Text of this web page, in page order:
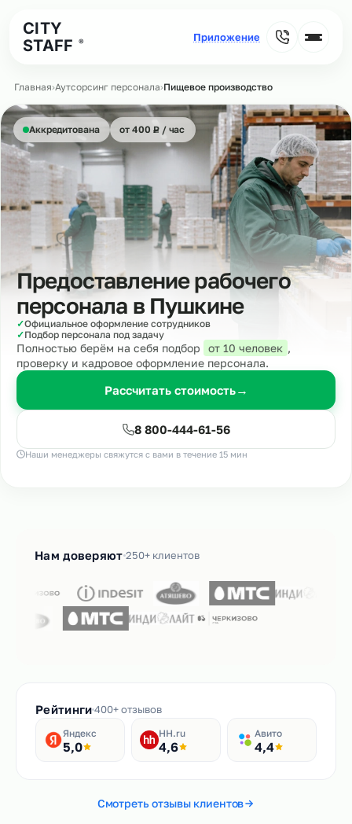
CITY
STAFF
®
Главная›Аутсорсинг персонала›Пищевое производство
Аккредитована от 400 ₽
Р/ час
Предоставление рабочего
персонала в Пушкине
✓Официальное оформление сотрудников
✓Подбор персонала под задачу
Полностью берём на себя подбор от 10 человек ,
проверку и кадровое оформление персонала.
Рассчитать стоимость→
8 800-444-61-56
Наши менеджеры свяжутся с вами в течение 15 мин
Нам доверяют 250+ клиентов
Рейтинги400+ отзывов
Яндекс
5,0
HH.ru
4,6
Авито
4,4
Смотреть отзывы клиентов